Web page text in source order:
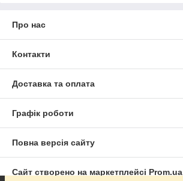
Про нас
Контакти
Доставка та оплата
Графік роботи
Повна версія сайту
Сайт створено на маркетплейсі Prom.ua